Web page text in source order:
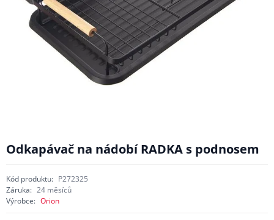
Odkapávač na nádobí RADKA s podnosem
Kód produktu: P272325
Záruka: 24 měsíců
Výrobce: Orion